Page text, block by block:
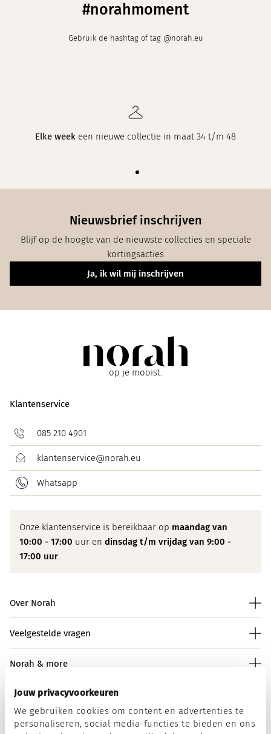
Jouw privacyvoorkeuren
We gebruiken cookies om content en advertenties te
personaliseren, social media-functies te bieden en ons
#norahmoment
Gebruik de hashtag of tag @norah.eu
Elke week een nieuwe collectie in maat 34 t/m 48
Nieuwsbrief inschrijven
Blijf op de hoogte van de nieuwste collecties en speciale
kortingsacties
Ja, ik wil mij inschrijven
op je mooist.
Klantenservice
085 210 4901
klantenservice@norah.eu
Whatsapp
Onze klantenservice is bereikbaar op maandag van
10:00 - 17:00 uur en dinsdag t/m vrijdag van 9:00 -
17:00 uur.
Over Norah
Veelgestelde vragen
Norah & more
Norah op social media